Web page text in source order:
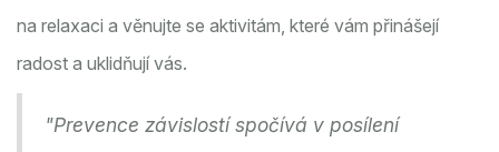
na relaxaci a věnujte se aktivitám, které vám přinášejí
radost a uklidňují vás.
"Prevence závislostí spočívá v posílení